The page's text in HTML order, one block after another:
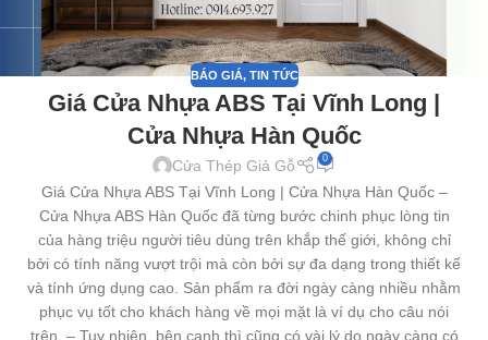
BÁO GIÁ, TIN TỨC
Giá Cửa Nhựa ABS Tại Vĩnh Long |
Cửa Nhựa Hàn Quốc
Cửa Thép Giả Gỗ 0
Giá Cửa Nhựa ABS Tại Vĩnh Long | Cửa Nhựa Hàn Quốc –
Cửa Nhựa ABS Hàn Quốc đã từng bước chinh phục lòng tin
của hàng triệu người tiêu dùng trên khắp thế giới, không chỉ
bởi có tính năng vượt trội mà còn bởi sự đa dạng trong thiết kế
và tính ứng dụng cao. Sản phẩm ra đời ngày càng nhiều nhằm
phục vụ tốt cho khách hàng về mọi mặt là ví dụ cho câu nói
trên. – Tuy nhiên, bên cạnh thì cũng có vài lý do ngày càng có